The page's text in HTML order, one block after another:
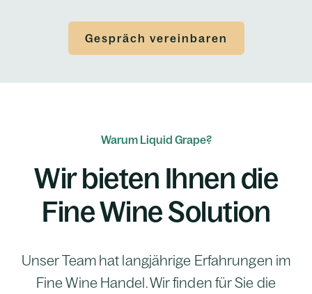
Gespräch vereinbaren
Warum Liquid Grape?
Wir bieten Ihnen die
Fine Wine Solution
Unser Team hat langjährige Erfahrungen im
Fine Wine Handel. Wir finden für Sie die